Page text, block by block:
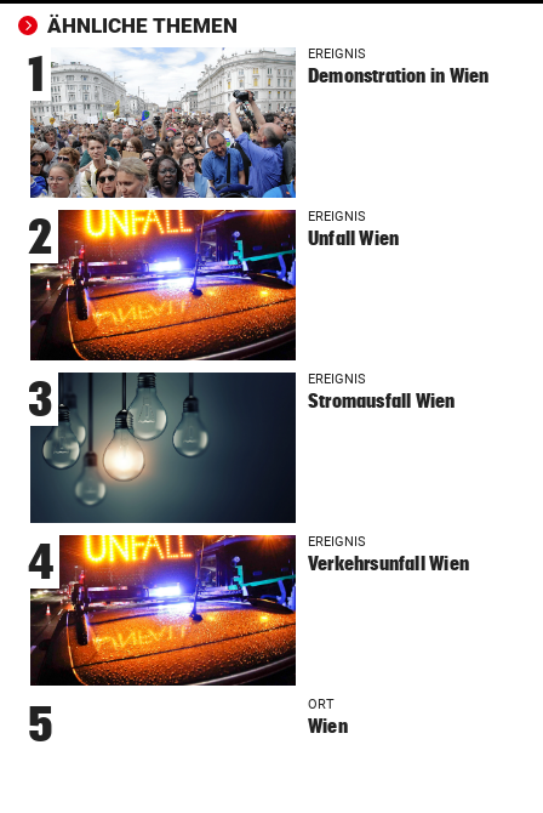
ÄHNLICHE THEMEN
1 EREIGNIS
Demonstration in Wien
2 EREIGNIS
Unfall Wien
3 EREIGNIS
Stromausfall Wien
4 EREIGNIS
Verkehrsunfall Wien
5 ORT
Wien